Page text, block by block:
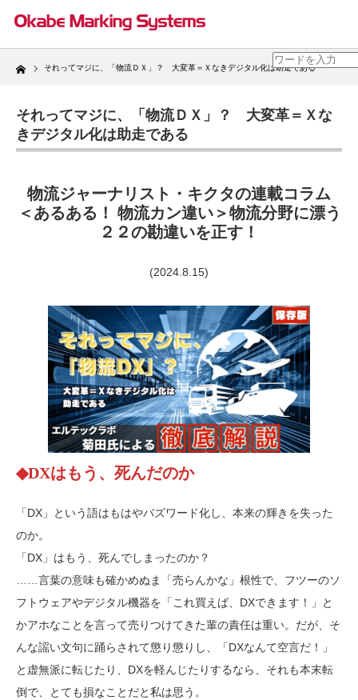
Home それってマジに、「物流ＤＸ」？ 大変革＝Ｘなきデジタル化は助走である
それってマジに、「物流ＤＸ」？ 大変革＝Ｘな
きデジタル化は助走である
物流ジャーナリスト・キクタの連載コラム
＜あるある！ 物流カン違い＞物流分野に漂う
２２の勘違いを正す！
(2024.8.15)
◆DXはもう、死んだのか
「DX」という語はもはやバズワード化し、本来の輝きを失った
のか。
「DX」はもう、死んでしまったのか？
……言葉の意味も確かめぬま「売らんかな」根性で、フツーのソ
フトウェアやデジタル機器を「これ買えば、DXできます！」と
かアホなことを言って売りつけてきた輩の責任は重い。だが、そ
んな謡い文句に踊らされて懲り懲りし、「DXなんて空言だ！」
と虚無派に転じたり、DXを軽んじたりするなら、それも本末転
倒で、とても損なことだと私は思う。